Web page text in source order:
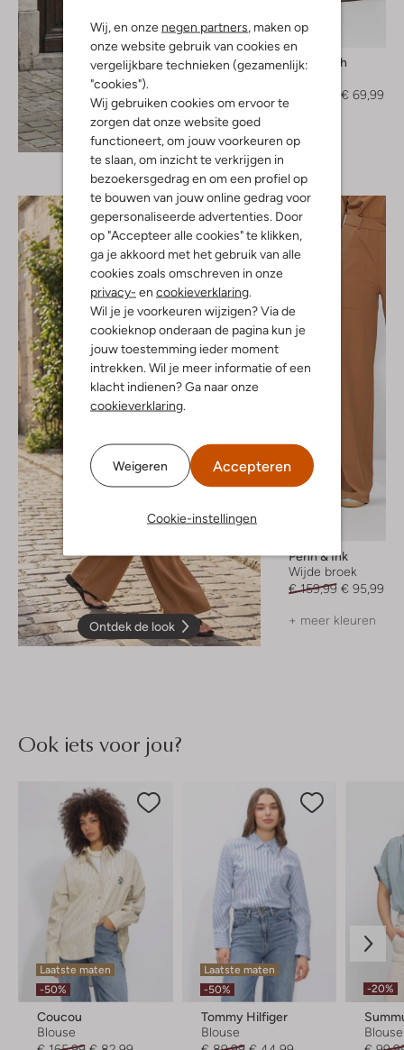
Wij, en onze negen partners, maken op
onze website gebruik van cookies en
vergelijkbare technieken (gezamenlijk:
"cookies").
Wij gebruiken cookies om ervoor te
zorgen dat onze website goed
functioneert, om jouw voorkeuren op
te slaan, om inzicht te verkrijgen in
bezoekersgedrag en om een profiel op
te bouwen van jouw online gedrag voor
gepersonaliseerde advertenties. Door
op "Accepteer alle cookies" te klikken,
ga je akkoord met het gebruik van alle
cookies zoals omschreven in onze
privacy- en cookieverklaring.
Wil je je voorkeuren wijzigen? Via de
cookieknop onderaan de pagina kun je
jouw toestemming ieder moment
intrekken. Wil je meer informatie of een
klacht indienen? Ga naar onze
cookieverklaring.
Weigeren Accepteren
Cookie-instellingen
Ontdek de look
-50%
Mos Mosh
€ 69,99
Ontdek de look
Penn & Ink
Wijde broek
€ 159,99 € 95,99
+ meer kleuren
Ook iets voor jou?
Laatste maten
-50%
Coucou
Blouse
Laatste maten
-50%
Tommy Hilfiger
Blouse
-20%
Blouse